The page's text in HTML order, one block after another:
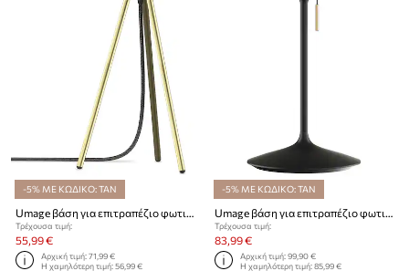
-5% ΜΕ ΚΩΔΙΚΟ: TAN
Τρέχουσα τιμή:
55,99 €
Αρχική τιμή:71,99 €
Η χαμηλότερη τιμή:56,99 €
-5% ΜΕ ΚΩΔΙΚΟ: TAN
Τρέχουσα τιμή:
83,99 €
Αρχική τιμή:99,90 €
Η χαμηλότερη τιμή:85,99 €